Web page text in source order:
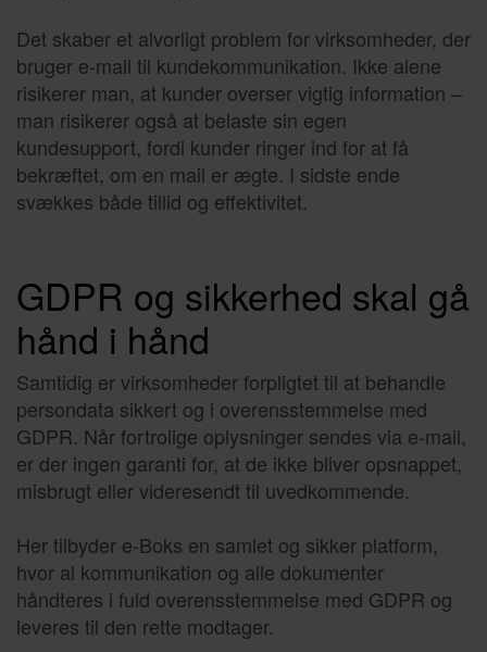
Det skaber et alvorligt problem for virksomheder, der
bruger e-mail til kundekommunikation. Ikke alene
risikerer man, at kunder overser vigtig information –
man risikerer også at belaste sin egen
kundesupport, fordi kunder ringer ind for at få
bekræftet, om en mail er ægte. I sidste ende
svækkes både tillid og effektivitet.
GDPR og sikkerhed skal gå
hånd i hånd
Samtidig er virksomheder forpligtet til at behandle
persondata sikkert og i overensstemmelse med
GDPR. Når fortrolige oplysninger sendes via e-mail,
er der ingen garanti for, at de ikke bliver opsnappet,
misbrugt eller videresendt til uvedkommende.
Her tilbyder e-Boks en samlet og sikker platform,
hvor al kommunikation og alle dokumenter
håndteres i fuld overensstemmelse med GDPR og
leveres til den rette modtager.